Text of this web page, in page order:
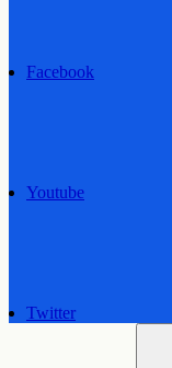
Facebook
Youtube
Twitter